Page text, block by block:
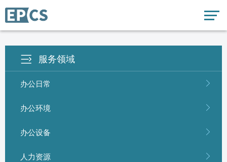
服务领域
办公日常
办公环境
办公设备
人力资源